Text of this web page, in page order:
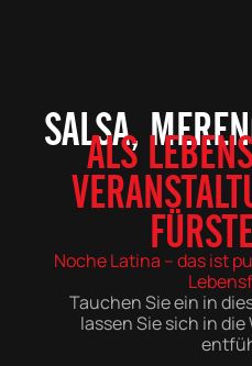
SALSA,
ALS
Noche Latina – das ist
Tauchen Sie ein in
lassen Sie sich in